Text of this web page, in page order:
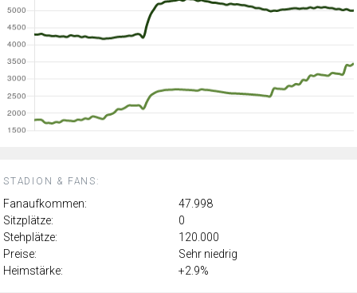
STADION & FANS:
Fanaufkommen:
47.998
Sitzplätze:
0
Stehplätze:
120.000
Preise:
Sehr niedrig
Heimstärke:
+2.9%